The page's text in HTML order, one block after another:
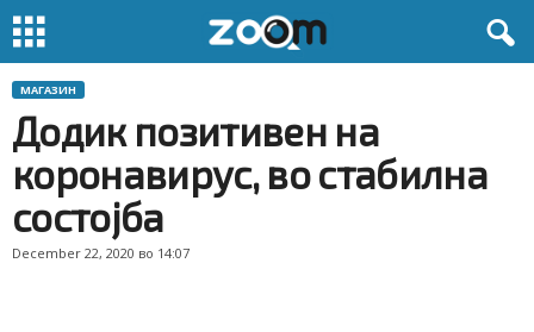
МАГАЗИН
Додик позитивен на
коронавирус, во стабилна
состојба
December 22, 2020 во 14:07